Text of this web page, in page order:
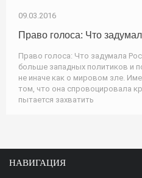
09.03.2016
Право голоса: Что
Право голоса: Что задумала
больше западных политиков и
не иначе как о мировом зле.
том, что она спровоцировала
пытается захватить
НАВИГАЦИЯ